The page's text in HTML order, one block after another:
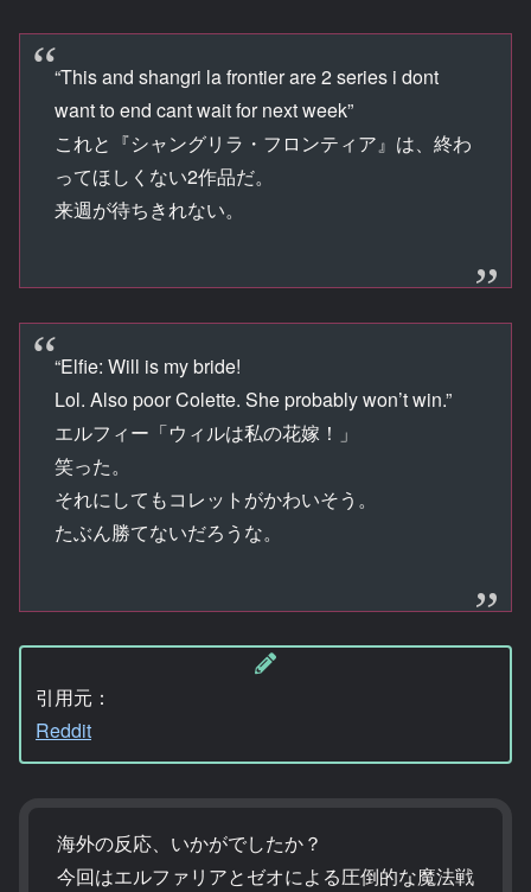
“This and shangri la frontier are 2 series i dont
want to end cant wait for next week”
これと『シャングリラ・フロンティア』は、終わ
ってほしくない2作品だ。
来週が待ちきれない。
“Elfie: Will is my bride!
Lol. Also poor Colette. She probably won’t win.”
エルフィー「ウィルは私の花嫁！」
笑った。
それにしてもコレットがかわいそう。
たぶん勝てないだろうな。
引用元：
Reddit
海外の反応、いかがでしたか？
今回はエルファリアとゼオによる圧倒的な魔法戦